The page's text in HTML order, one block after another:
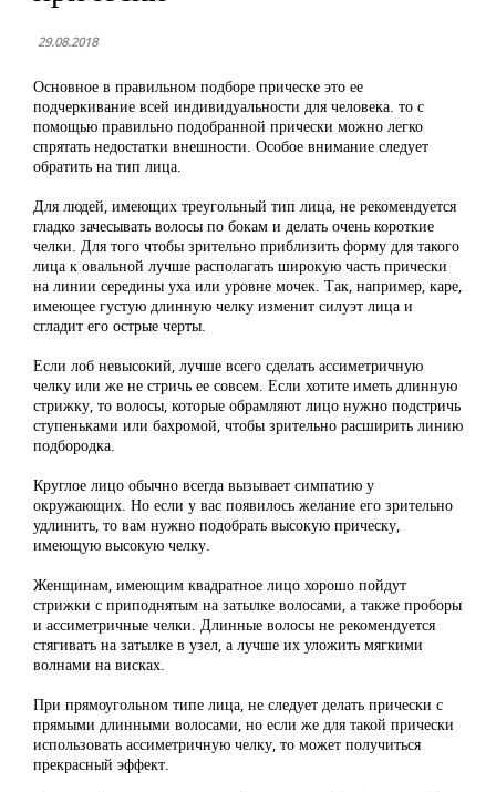
29.08.2018
Основное в правильном подборе прическе это ее
подчеркивание всей индивидуальности для человека. то с
помощью правильно подобранной прически можно легко
спрятать недостатки внешности. Особое внимание следует
обратить на тип лица.
Для людей, имеющих треугольный тип лица, не рекомендуется
гладко зачесывать волосы по бокам и делать очень короткие
челки. Для того чтобы зрительно приблизить форму для такого
лица к овальной лучше располагать широкую часть прически
на линии середины уха или уровне мочек. Так, например, каре,
имеющее густую длинную челку изменит силуэт лица и
сгладит его острые черты.
Если лоб невысокий, лучше всего сделать ассиметричную
челку или же не стричь ее совсем. Если хотите иметь длинную
стрижку, то волосы, которые обрамляют лицо нужно подстричь
ступеньками или бахромой, чтобы зрительно расширить линию
подбородка.
Круглое лицо обычно всегда вызывает симпатию у
окружающих. Но если у вас появилось желание его зрительно
удлинить, то вам нужно подобрать высокую прическу,
имеющую высокую челку.
Женщинам, имеющим квадратное лицо хорошо пойдут
стрижки с приподнятым на затылке волосами, а также проборы
и ассиметричные челки. Длинные волосы не рекомендуется
стягивать на затылке в узел, а лучше их уложить мягкими
волнами на висках.
При прямоугольном типе лица, не следует делать прически с
прямыми длинными волосами, но если же для такой прически
использовать ассиметричную челку, то может получиться
прекрасный эффект.